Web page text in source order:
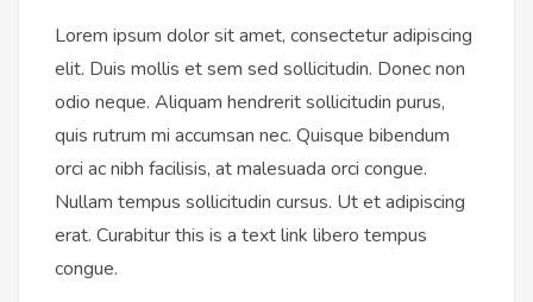
Lorem ipsum dolor sit amet, consectetur adipiscing
elit. Duis mollis et sem sed sollicitudin. Donec non
odio neque. Aliquam hendrerit sollicitudin purus,
quis rutrum mi accumsan nec. Quisque bibendum
orci ac nibh facilisis, at malesuada orci congue.
Nullam tempus sollicitudin cursus. Ut et adipiscing
erat. Curabitur this is a text link libero tempus
congue.